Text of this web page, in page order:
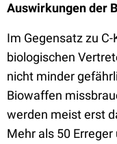
Auswirkungen der
Im Gegensatz zu
biologischen
nicht minder
Biowaffen
werden meist erst
Mehr als 50